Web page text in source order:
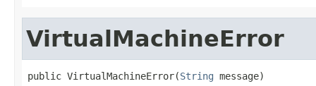
VirtualMachineError
public VirtualMachineError(String message)